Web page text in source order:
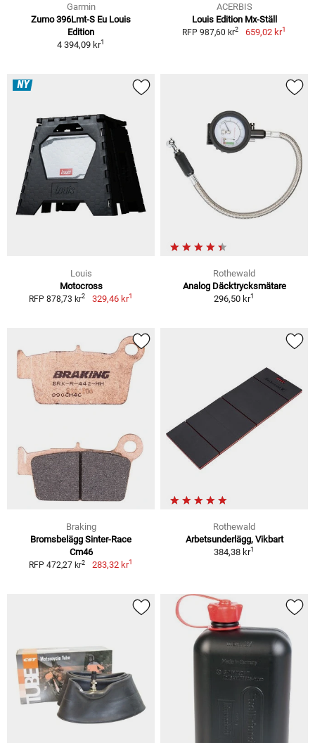
Garmin
Zumo 396Lmt-S Eu Louis
Edition
4 394,09 kr1
ACERBIS
Louis Edition Mx-Ställ
RFP 987,60 kr2 659,02 kr1
NY
Louis
Motocross
RFP 878,73 kr2 329,46 kr1
Rothewald
Analog Däcktrycksmätare
296,50 kr1
Braking
Bromsbelägg Sinter-Race
Cm46
RFP 472,27 kr2 283,32 kr1
Rothewald
Arbetsunderlägg, Vikbart
384,38 kr1